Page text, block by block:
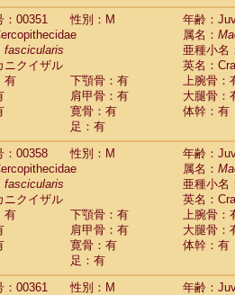
：00351
性別：M
年齢：
属名：
fascicularis
亜種小名
ニクイザル
英名：
有
下顎骨：有
上腕骨：
肩甲骨：有
大腿骨：
寛骨：有
体幹：有
足：有
：00358
性別：M
年齢：
属名：
fascicularis
亜種小名
ニクイザル
英名：
有
下顎骨：有
上腕骨：
肩甲骨：有
大腿骨：
寛骨：有
体幹：有
足：有
：00361
性別：M
年齢：